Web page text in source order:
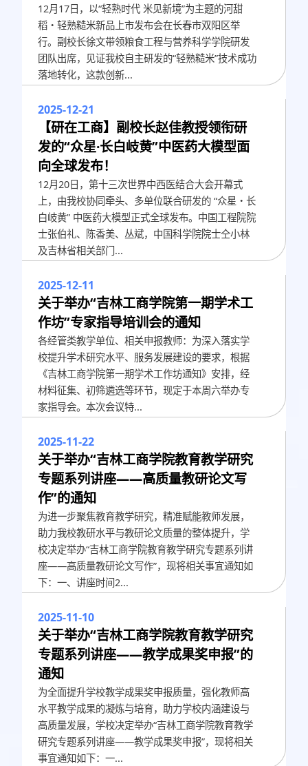
12月17日，以“轻熟时代 米见新境”为主题的河甜
稻・轻熟糙米新品上市发布会在长春市双阳区举
行。副校长徐文带领粮食工程与营养科学学院研发
团队出席，见证我校自主研发的“轻熟糙米”技术成功
落地转化，这款创新...
2025-12-21
【研在工商】副校长赵佳教授领衔研
发的“众星·长白岐黄”中医药大模型面
向全球发布！
12月20日，第十三次世界中西医结合大会开幕式
上，由我校协同牵头、多单位联合研发的 “众星・长
白岐黄” 中医药大模型正式全球发布。中国工程院院
士张伯礼、陈香美、丛斌，中国科学院院士仝小林
及吉林省相关部门...
2025-12-11
关于举办“吉林工商学院第一期学术工
作坊”专家指导培训会的通知
各经管类教学单位、相关申报教师：为深入落实学
校提升学术研究水平、服务发展建设的要求，根据
《吉林工商学院第一期学术工作坊通知》安排，经
材料征集、初筛遴选等环节，现定于本周六举办专
家指导会。本次会议特...
2025-11-22
关于举办“吉林工商学院教育教学研究
专题系列讲座——高质量教研论文写
作”的通知
为进一步聚焦教育教学研究，精准赋能教师发展，
助力我校教研水平与教研论文质量的整体提升，学
校决定举办“吉林工商学院教育教学研究专题系列讲
座——高质量教研论文写作”，现将相关事宜通知如
下：一、讲座时间2...
2025-11-10
关于举办“吉林工商学院教育教学研究
专题系列讲座——教学成果奖申报”的
通知
为全面提升学校教学成果奖申报质量，强化教师高
水平教学成果的凝炼与培育，助力学校内涵建设与
高质量发展，学校决定举办“吉林工商学院教育教学
研究专题系列讲座——教学成果奖申报”，现将相关
事宜通知如下：一...